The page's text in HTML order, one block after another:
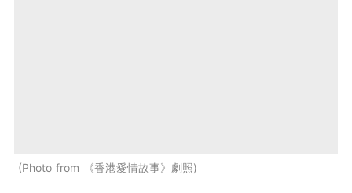
Photo from 《香港愛情故事》劇照